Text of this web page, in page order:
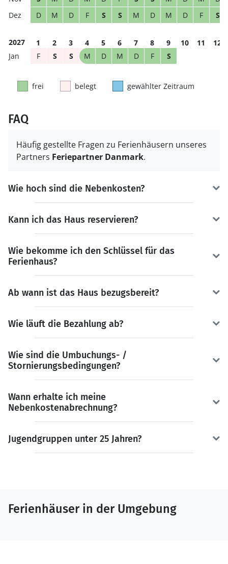
D
M D F S S M D M D F S
2027 1 2 3 4 5 6 7 8 9 10 11
12
F
S S M D M D F S
frei belegt gewählter Zeitraum
FAQ
Häufig gestellte Fragen zu Ferienhäusern unseres
Partners Feriepartner Danmark.
Wie hoch sind die Nebenkosten?
Kann ich das Haus reservieren?
Wie bekomme ich den Schlüssel für das
Ferienhaus?
Ab wann ist das Haus bezugsbereit?
Wie läuft die Bezahlung ab?
Wie sind die Umbuchungs- /
Stornierungsbedingungen?
Wann erhalte ich meine
Nebenkostenabrechnung?
Jugendgruppen unter 25 Jahren?
Ferienhäuser in der Umgebung